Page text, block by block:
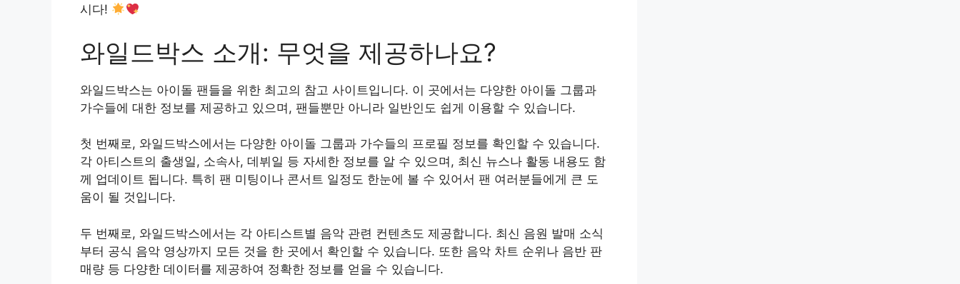
시다!
와일드박스 소개: 무엇을 제공하나요?
와일드박스는 아이돌 팬들을 위한 최고의 참고 사이트입니다. 이 곳에서는 다양한 아이돌 그룹과
가수들에 대한 정보를 제공하고 있으며, 팬들뿐만 아니라 일반인도 쉽게 이용할 수 있습니다.
첫 번째로, 와일드박스에서는 다양한 아이돌 그룹과 가수들의 프로필 정보를 확인할 수 있습니다.
각 아티스트의 출생일, 소속사, 데뷔일 등 자세한 정보를 알 수 있으며, 최신 뉴스나 활동 내용도 함
께 업데이트 됩니다. 특히 팬 미팅이나 콘서트 일정도 한눈에 볼 수 있어서 팬 여러분들에게 큰 도
움이 될 것입니다.
두 번째로, 와일드박스에서는 각 아티스트별 음악 관련 컨텐츠도 제공합니다. 최신 음원 발매 소식
부터 공식 음악 영상까지 모든 것을 한 곳에서 확인할 수 있습니다. 또한 음악 차트 순위나 음반 판
매량 등 다양한 데이터를 제공하여 정확한 정보를 얻을 수 있습니다.